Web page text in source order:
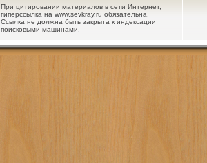
При цитировании материалов в сети Интернет,
гиперссылка на www.sevkray.ru обязательна.
Ссылка не должна быть закрыта к индексации
поисковыми машинами.